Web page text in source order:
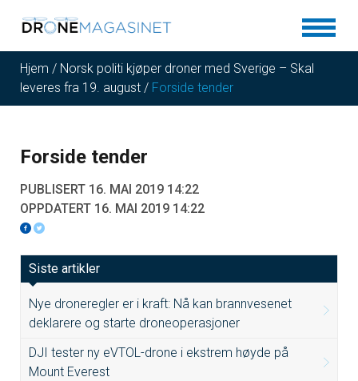
Hjem / Norsk politi kjøper droner med Sverige – Skal
leveres fra 19. august / Forside tender
Forside tender
PUBLISERT 16. MAI 2019 14:22
OPPDATERT 16. MAI 2019 14:22
Siste artikler
Nye droneregler er i kraft: Nå kan brannvesenet
deklarere og starte droneoperasjoner
DJI tester ny eVTOL-drone i ekstrem høyde på
Mount Everest